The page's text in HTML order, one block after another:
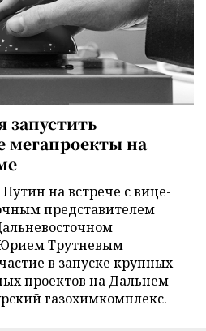
запустить
мегапроекты на
на встрече с вице-
представителем
Трутневым
в запуске крупных
проектов на Дальнем
газохимкомплекс.